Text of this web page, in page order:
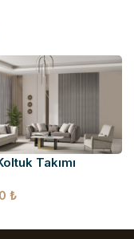
Takımı
₺